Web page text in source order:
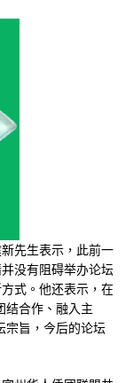
先生表示，此前一
没有阻碍举办论坛
式。他还表示，在
结合作、融入主
宗旨，今后的论坛